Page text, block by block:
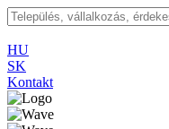
HU
SK
Kontakt